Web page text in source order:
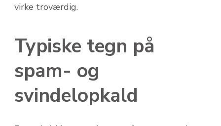
virke troværdig.
Typiske tegn på
spam- og
svindelopkald